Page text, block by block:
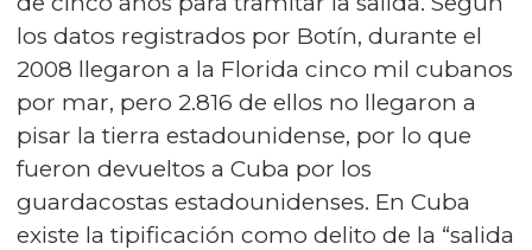
los datos registrados por Botín, durante el
2008 llegaron a la Florida cinco mil cubanos
por mar, pero 2.816 de ellos no llegaron a
pisar la tierra estadounidense, por lo que
fueron devueltos a Cuba por los
guardacostas estadounidenses. En Cuba
existe la tipificación como delito de la “salida